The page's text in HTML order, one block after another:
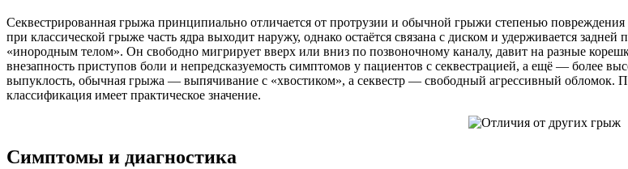
Секвестрированная грыжа принципиально отличается от протрузии и обычной грыжи степенью
при классической грыже часть ядра выходит наружу, однако остаётся связана с диском и удерживается
«инородным телом». Он свободно мигрирует вверх или вниз по позвоночному каналу, давит на разные
внезапность приступов боли и непредсказуемость симптомов у пациентов с секвестрацией, а ещё — более
выпуклость, обычная грыжа — выпячивание с «хвостиком», а секвестр — свободный агрессивный обломок.
классификация имеет практическое значение.
Симптомы и диагностика